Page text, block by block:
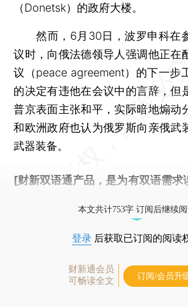
（Donetsk）的政府大楼。
然而，6月30日，波罗申科在
议时，向俄法德领导人强调他正在
议（peace agreement）的下一步
的决定有违他在会议中的言辞，但
普京表面主张和平，实际暗地煽动
和欧洲政府也认为俄罗斯向亲俄武
武器装备。
[财新双语通产品，是为有双语需求
本文共计753字 订阅后继续
登录 后获取已订阅的阅读
财新通会员
可畅读全文
订阅/会员升